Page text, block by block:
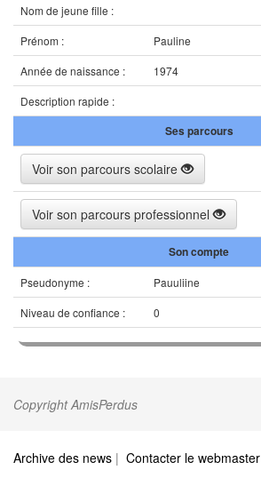
Nom de jeune fille :
Prénom :
Pauline
Année de naissance :
1974
Description rapide :
Ses parcours
Voir son parcours scolaire
Voir son parcours professionnel
Son compte
Pseudonyme :
Pauuliine
Niveau de confiance :
0
Copyright AmisPerdus
Archive des news | Contacter le webmaster